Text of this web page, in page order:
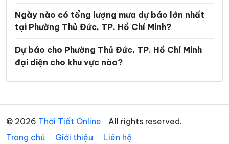
Phường Phú Lâm Phường Phú Lợi
Phường Phú Mỹ Phường Phú Nhuận
Phường Phú Thạnh
Phường Tam Bình
Ngày nào có tổng lượng mưa dự báo lớn nhất
tại Phường Thủ Đức, TP. Hồ Chí Minh?
Dự báo cho Phường Thủ Đức, TP. Hồ Chí Minh
đại diện cho khu vực nào?
© 2026 Thời Tiết Online
All rights reserved.
Trang chủ
Giới thiệu Liên hệ